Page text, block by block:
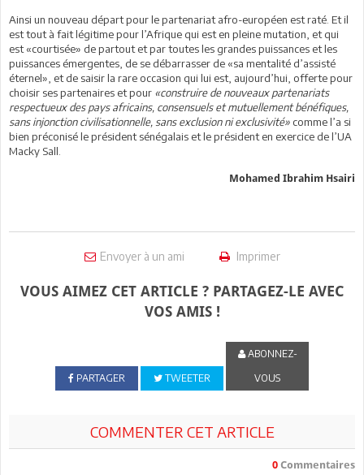
Ainsi un nouveau départ pour le partenariat afro-européen est raté. Et il
est tout à fait légitime pour l’Afrique qui est en pleine mutation, et qui
est «courtisée» de partout et par toutes les grandes puissances et les
puissances émergentes, de se débarrasser de «sa mentalité d’assisté
éternel», et de saisir la rare occasion qui lui est, aujourd’hui, offerte pour
choisir ses partenaires et pour «construire de nouveaux partenariats
respectueux des pays africains, consensuels et mutuellement bénéfiques,
sans injonction civilisationnelle, sans exclusion ni exclusivité» comme l’a si
bien préconisé le président sénégalais et le président en exercice de l’UA
Macky Sall.
Mohamed Ibrahim Hsairi
Envoyer à un ami Imprimer
VOUS AIMEZ CET ARTICLE ? PARTAGEZ-LE AVEC
VOS AMIS !
PARTAGER TWEETER
ABONNEZ-
VOUS
COMMENTER CET ARTICLE
0 Commentaires